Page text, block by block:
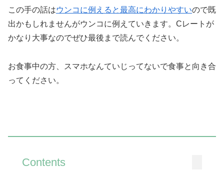
この手の話はウンコに例えると最高にわかりやすいので既
出かもしれませんがウンコに例えていきます。Cレートが
かなり大事なのでぜひ最後まで読んでください。
お食事中の方、スマホなんていじってないで食事と向き合
ってください。
Contents